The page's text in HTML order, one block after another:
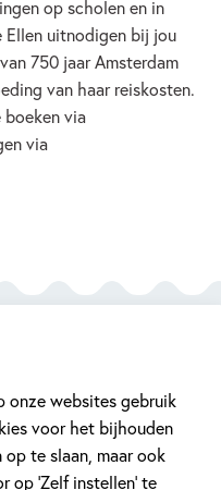
onze websites gebruik
voor het bijhouden
te slaan, maar ook
‘Zelf instellen’ te
op scholen en in
uitnodigen bij jou
750 jaar Amsterdam
van haar reiskosten.
boeken via
via
is geschreven door